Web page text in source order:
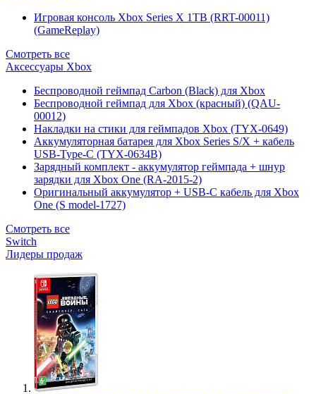
Игровая консоль Xbox Series X 1TB (RRT-00011)
(GameReplay)
Смотреть все
Аксессуары Xbox
Беспроводной геймпад Carbon (Black) для Xbox
Беспроводной геймпад для Xbox (красный) (QAU-
00012)
Накладки на стики для геймпадов Xbox (TYX-0649)
Аккумуляторная батарея для Xbox Series S/X + кабель
USB-Type-C (TYX-0634B)
Зарядный комплект - аккумулятор геймпада + шнур
зарядки для Xbox One (RA-2015-2)
Оригинальный аккумулятор + USB-C кабель для Xbox
One (S model-1727)
Смотреть все
Switch
Лидеры продаж